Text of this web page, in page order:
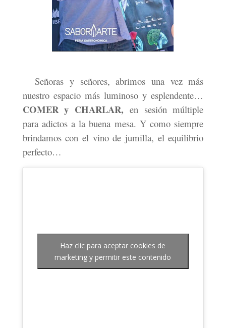
Señoras y señores, abrimos una vez más
nuestro espacio más luminoso y esplendente…
COMER y CHARLAR, en sesión múltiple
para adictos a la buena mesa. Y como siempre
brindamos con el vino de jumilla, el equilibrio
perfecto…
Haz clic para aceptar cookies de
marketing y permitir este contenido